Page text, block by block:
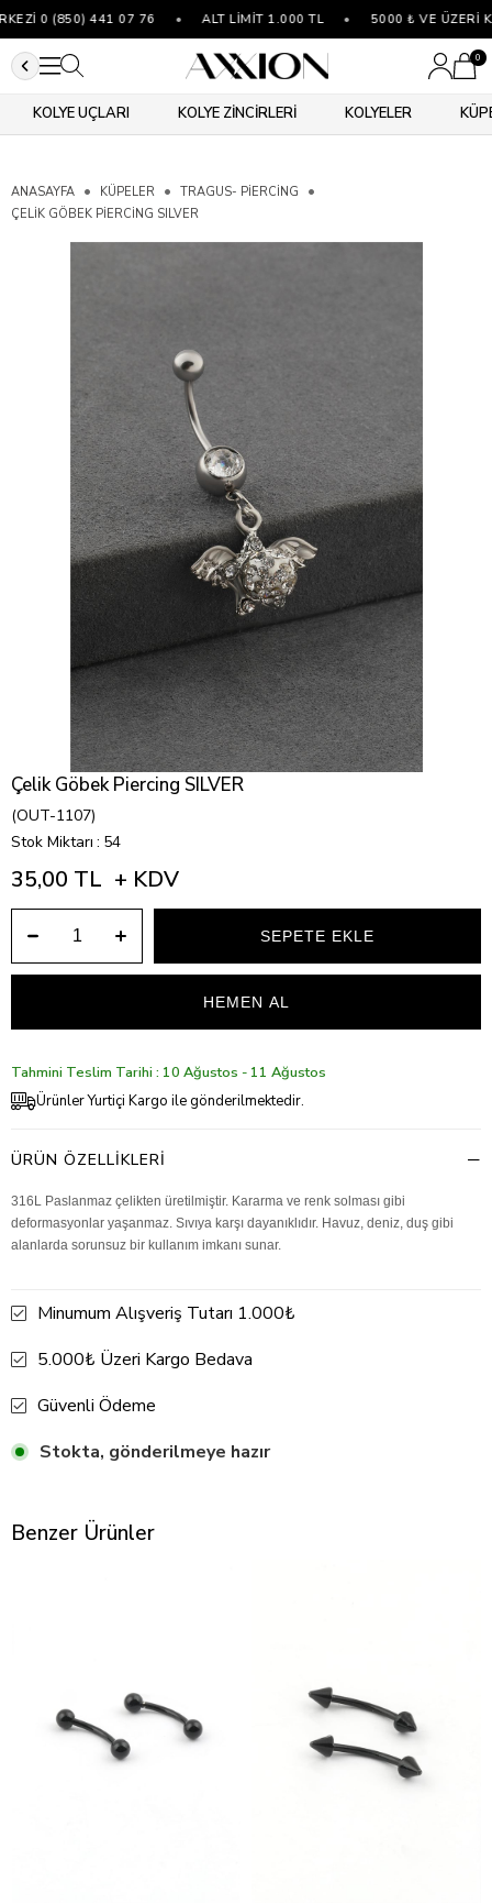
0 (850) 441 07 76 ALT LİMİT 1.000 TL 5000 ₺ VE ÜZERİ
0
KOLYE UÇLARI KOLYE ZİNCİRLERİ KOLYELER
ANASAYFA KÜPELER
TRAGUS- PIERCING
ÇELIK GÖBEK PIERCING SILVER
Çelik Göbek Piercing SILVER
(OUT-1107)
Stok Miktarı : 54
35,00 TL + KDV
Tahmini Teslim Tarihi : 10 Ağustos - 11 Ağustos
Ürünler Yurtiçi Kargo ile gönderilmektedir.
ÜRÜN ÖZELLIKLERI
316L Paslanmaz çelikten üretilmiştir. Kararma ve renk solması gibi
deformasyonlar yaşanmaz. Sıvıya karşı dayanıklıdır. Havuz, deniz, duş gibi
alanlarda sorunsuz bir kullanım imkanı sunar.
Minumum Alışveriş Tutarı 1.000₺
5.000₺ Üzeri Kargo Bedava
Güvenli Ödeme
Stokta, gönderilmeye hazır
Benzer Ürünler